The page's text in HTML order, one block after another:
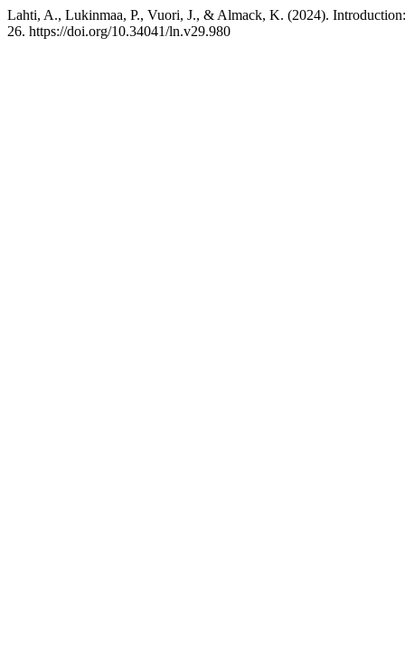
Lahti, A., Lukinmaa, P., Vuori, J., & Almack, K. (2024).
26. https://doi.org/10.34041/ln.v29.980